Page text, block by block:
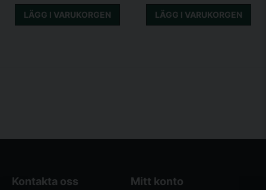
LÄGG I VARUKORGEN LÄGG I VARUKORGEN
Kontakta oss Mitt konto